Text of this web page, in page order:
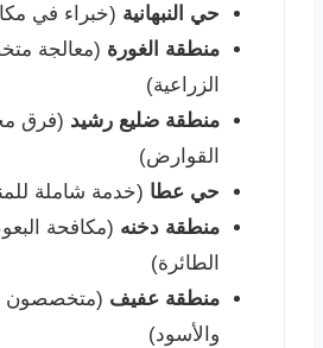
حي النبهانية (خبراء في
منطقة الغورة (معالجة
الزراعية)
منطقة ضليع رشيد (فرق
القوارض)
حي عطا (خدمة شاملة
منطقة دخنه (مكافحة
الطائرة)
منطقة عفيف (متخصصون
والأسود)